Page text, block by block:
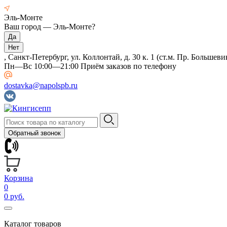
Эль-Монте
Ваш город — Эль-Монте?
, Санкт-Петербург, ул. Коллонтай, д. 30 к. 1 (ст.м. Пр.
Пн—Вс 10:00—21:00 Приём заказов по телефону
dostavka@napolspb.ru
Обратный звонок
Корзина
0
0 руб.
Каталог товаров